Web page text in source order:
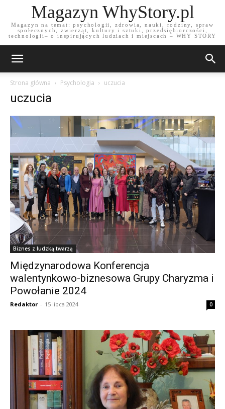
Magazyn WhyStory.pl
Magazyn na temat: psychologii, zdrowia, nauki, rodziny, spraw
społecznych, zwierząt, kultury i sztuki, przedsiębiorczości,
technologii– o inspirujących ludziach i miejscach – WHY STORY
Strona główna Psychologia uczucia
uczucia
Biznes z ludzką twarzą
Międzynarodowa Konferencja
walentynkowo-biznesowa Grupy Charyzma i
Powołanie 2024
Redaktor - 15 lipca 2024 0